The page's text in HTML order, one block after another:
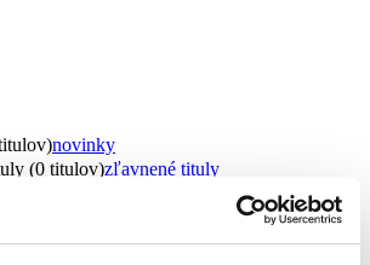
novinky
(0 titulov)zľavnené tituly